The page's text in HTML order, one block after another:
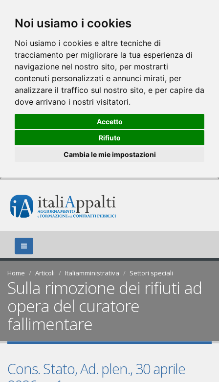
Noi usiamo i cookies
Noi usiamo i cookies e altre tecniche di
tracciamento per migliorare la tua esperienza di
navigazione nel nostro sito, per mostrarti
contenuti personalizzati e annunci mirati, per
analizzare il traffico sul nostro sito, e per capire da
dove arrivano i nostri visitatori.
Accetto
Rifiuto
Cambia le mie impostazioni
Home Articoli Italiamministrativa Settori speciali
Sulla rimozione dei rifiuti ad
opera del curatore
fallimentare
Cons. Stato, Ad. plen., 30 aprile